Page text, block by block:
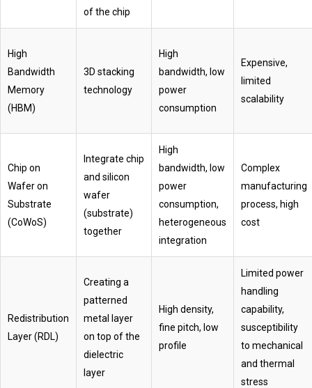
of the chip
High
Bandwidth
Memory
(HBM)
3D stacking
technology
High
bandwidth, low
power
consumption
Expensive,
limited
scalability
Chip on
Wafer on
Substrate
(CoWoS)
Integrate chip
and silicon
wafer
(substrate)
together
High
bandwidth, low
power
consumption,
heterogeneous
integration
Complex
manufacturing
process, high
cost
Redistribution
Layer (RDL)
Creating a
patterned
metal layer
on top of the
dielectric
layer
High density,
fine pitch, low
profile
Limited power
handling
capability,
susceptibility
to mechanical
and thermal
stress